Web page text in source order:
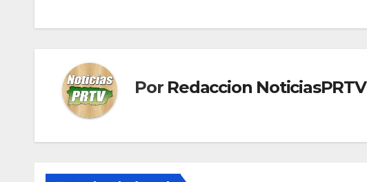
Por Redaccion NoticiasPRTV